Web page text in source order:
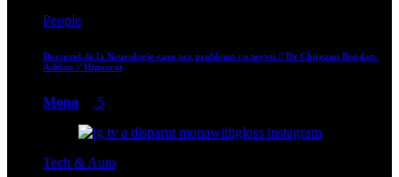
People
Doctorul de la Neurologie care are probleme cu nervii // Dr Clujeanu Bogdan-
Adrian // Hipocrat
Mona 5
Tech & Auto